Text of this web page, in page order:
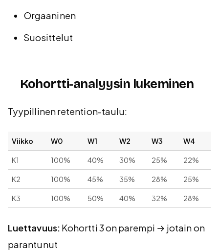
Orgaaninen
Suosittelut
Kohortti-analyysin lukeminen
Tyypillinen retention-taulu:
Viikko W0 W1 W2 W3 W4
K1 100% 40% 30% 25% 22%
K2 100% 45% 35% 28% 25%
K3 100% 50% 40% 32% 28%
Luettavuus: Kohortti 3 on parempi → jotain on
parantunut